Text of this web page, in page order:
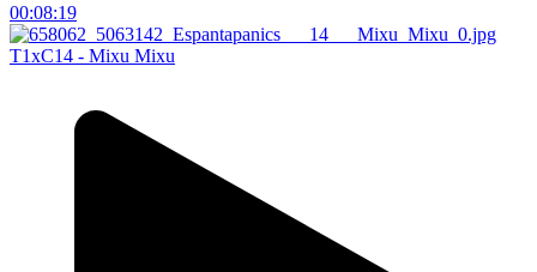
00:08:19
T1xC14 - Mixu Mixu